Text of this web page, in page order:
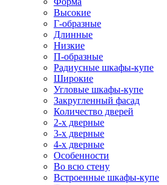
Высокие
Г-образные
Длинные
Низкие
П-образные
Радиусные шкафы-купе
Широкие
Угловые шкафы-купе
Закругленный фасад
Количество дверей
2-х дверные
3-х дверные
4-х дверные
Особенности
Во всю стену
Встроенные шкафы-купе